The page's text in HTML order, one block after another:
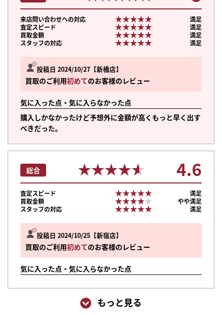
投稿日 2024/10/27 新橋店
買取のご利用初めてのお客様のレビュー
気に入った点・気に入らなかった点
購入しかなかったけど予想外に金額が高くもっと早く出す
べきだった。
来店問い合わせへの対応 ★★★★★
★★★★★
満足
査定スピード
★★★★★
★★★★★
満足
買取金額
★★★★★
★★★★★
満足
スタッフの対応
★★★★★
★★★★★ 満足
投稿日 2024/10/25 新宿店
買取のご利用初めてのお客様のレビュー
気に入った点・気に入らなかった点
総合 ★★★★★
★★★★★ 4.6
査定スピード ★★★★★
★★★★★
満足
買取金額
★★★★★
★★★★★
やや満足
スタッフの対応
★★★★★
★★★★★ 満足
もっと見る